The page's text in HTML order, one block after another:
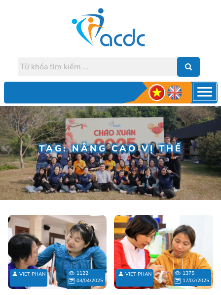
TAG: NÂNG CAO VỊ THẾ
VIET PHAN
1122
03/04/2025
VIET PHAN
1375
17/02/2025